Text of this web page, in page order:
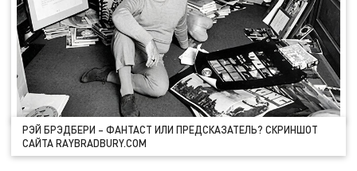
РЭЙ БРЭДБЕРИ – ФАНТАСТ ИЛИ ПРЕДСКАЗАТЕЛЬ? СКРИНШОТ
САЙТА RAYBRADBURY.COM